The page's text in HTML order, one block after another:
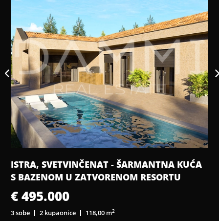
ISTRA, VIŽINADA - GRAĐEVINSKO ZEMLJIŠTE
NA IZUZETNO MIRNOJ LOKACIJI
€ 356.000
2 816,00 m2